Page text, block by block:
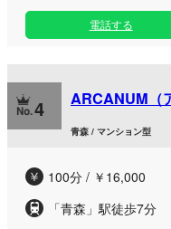
沢な癒やしのひと時を
青森駅周辺に位置する
際にも立ち寄りやすい
気にせずゆったりとお体
プライベートな空間と、
で、心身ともに深いリラ
ロマの香りに包まれな
電話する
4 ARCANUM（
青森 / マンション型
100分 / ￥16,000
「青森」駅徒歩7分